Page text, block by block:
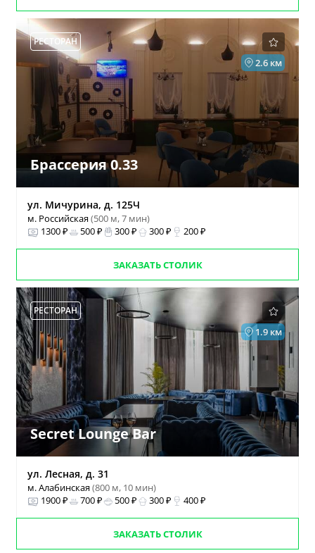
РЕСТОРАН
2.6 км
Брассерия 0.33
ул. Мичурина, д. 125Ч
м. Российская(500 м, 7 мин)
1300 ₽
500 ₽ 300 ₽ 300 ₽ 200 ₽
ЗАКАЗАТЬ СТОЛИК
РЕСТОРАН
1.9 км
Secret Lounge Bar
ул. Лесная, д. 31
м. Алабинская(800 м, 10 мин)
1900 ₽
700 ₽ 500 ₽ 300 ₽ 400 ₽
ЗАКАЗАТЬ СТОЛИК